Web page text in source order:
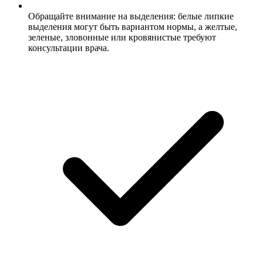
Обращайте внимание на выделения: белые липкие
выделения могут быть вариантом нормы, а желтые,
зеленые, зловонные или кровянистые требуют
консультации врача.